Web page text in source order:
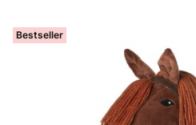
Bestseller